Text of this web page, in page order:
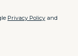
Privacy Policy and